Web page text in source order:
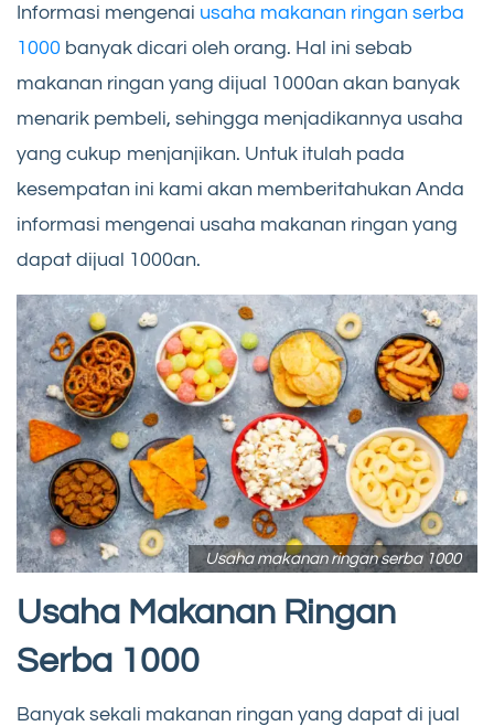
Informasi mengenai usaha makanan ringan serba
1000 banyak dicari oleh orang. Hal ini sebab
makanan ringan yang dijual 1000an akan banyak
menarik pembeli, sehingga menjadikannya usaha
yang cukup menjanjikan. Untuk itulah pada
kesempatan ini kami akan memberitahukan Anda
informasi mengenai usaha makanan ringan yang
dapat dijual 1000an.
Usaha makanan ringan serba 1000
Usaha Makanan Ringan
Serba 1000
Banyak sekali makanan ringan yang dapat di jual